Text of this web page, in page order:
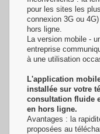
pour les sites les
connexion 3G ou
hors ligne.
La version mobile -
entreprise
à une utilisation
L'application
installée sur votre
consultation fluide
en hors ligne.
Avantages : la
proposées au